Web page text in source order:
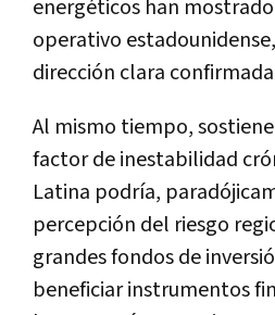
energéticos han
operativo
dirección clara
Al mismo tiempo,
factor de inestabilidad
Latina podría,
percepción del riesgo
grandes fondos de
beneficiar instrumentos